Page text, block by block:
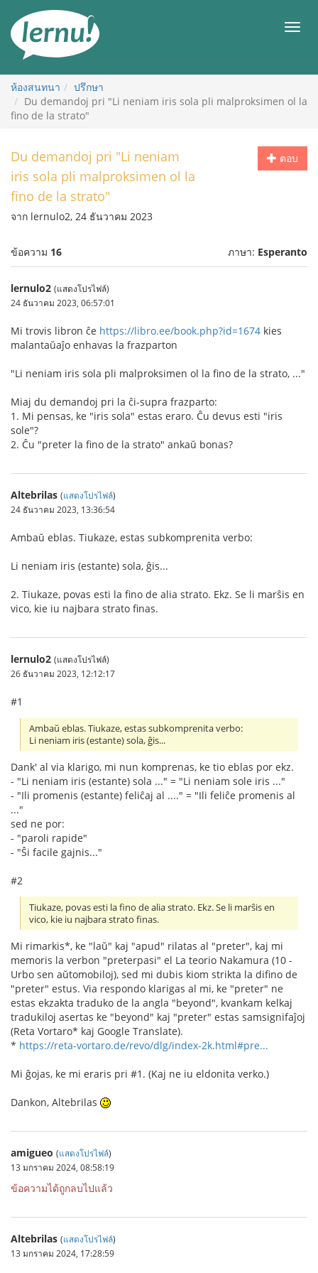
สารบัญ
เมนู
ห้องสนทนา
ปรึกษา
Du demandoj pri "Li neniam iris sola pli malproksimen ol la
fino de la strato"
ตอบ
Du demandoj pri "Li neniam
iris sola pli malproksimen ol la
fino de la strato"
จาก lernulo2, 24 ธันวาคม 2023
ข้อความ 16 ภาษา: Esperanto
lernulo2 (แสดงโปรไฟล์)
24 ธันวาคม 2023, 06:57:01
Mi trovis libron ĉe https://libro.ee/book.php?id=1674 kies
malantaŭaĵo enhavas la frazparton
"Li neniam iris sola pli malproksimen ol la fino de la strato, ..."
Miaj du demandoj pri la ĉi-supra frazparto:
1. Mi pensas, ke "iris sola" estas eraro. Ĉu devus esti "iris
sole"?
2. Ĉu "preter la fino de la strato" ankaŭ bonas?
Altebrilas (แสดงโปรไฟล์)
24 ธันวาคม 2023, 13:36:54
Ambaŭ eblas. Tiukaze, estas subkomprenita verbo:
Li neniam iris (estante) sola, ĝis...
2. Tiukaze, povas esti la fino de alia strato. Ekz. Se li marŝis en
vico, kie iu najbara strato finas.
lernulo2 (แสดงโปรไฟล์)
26 ธันวาคม 2023, 12:12:17
#1
Ambaŭ eblas. Tiukaze, estas subkomprenita verbo:
Li neniam iris (estante) sola, ĝis...
Dank' al via klarigo, mi nun komprenas, ke tio eblas por ekz.
- "Li neniam iris (estante) sola ..." = "Li neniam sole iris ..."
- "Ili promenis (estante) feliĉaj al ...." = "Ili feliĉe promenis al
..."
sed ne por:
- "paroli rapide"
- "Ŝi facile gajnis..."
#2
Tiukaze, povas esti la fino de alia strato. Ekz. Se li marŝis en
vico, kie iu najbara strato finas.
Mi rimarkis*, ke "laŭ" kaj "apud" rilatas al "preter", kaj mi
memoris la verbon "preterpasi" el La teorio Nakamura (10 -
Urbo sen aŭtomobiloj), sed mi dubis kiom strikta la difino de
"preter" estus. Via respondo klarigas al mi, ke "preter" ne
estas ekzakta traduko de la angla "beyond", kvankam kelkaj
tradukiloj asertas ke "beyond" kaj "preter" estas samsignifaĵoj
(Reta Vortaro* kaj Google Translate).
* https://reta-vortaro.de/revo/dlg/index-2k.html#pre...
Mi ĝojas, ke mi eraris pri #1. (Kaj ne iu eldonita verko.)
Dankon, Altebrilas
amigueo (แสดงโปรไฟล์)
13 มกราคม 2024, 08:58:19
ข้อความได้ถูกลบไปแล้ว
Altebrilas (แสดงโปรไฟล์)
13 มกราคม 2024, 17:28:59